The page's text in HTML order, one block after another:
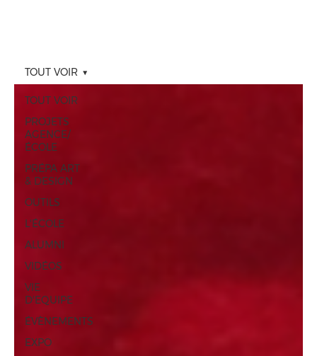
TOUT VOIR
PROJETS
AGENCE/
ÉCOLE
PRÉPA ART
& DESIGN
OUTILS
L'ÉCOLE
ALUMNI
VIDÉOS
VIE
D'EQUIPE
ÉVÈNEMENTS
EXPO
TOUT VOIR